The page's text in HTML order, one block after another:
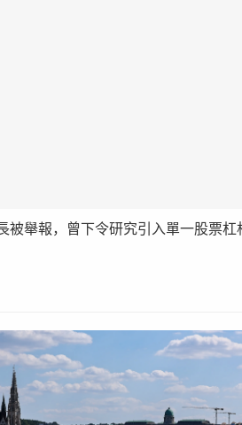
被舉報，曾下令研究引入單一股票杠